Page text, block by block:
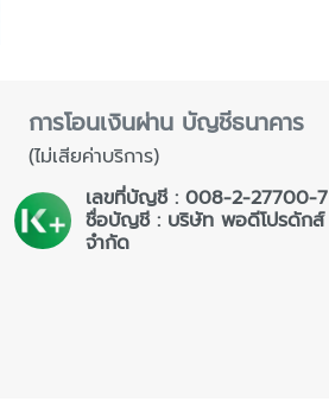
การโอนเงินผ่าน บัญชีธนาคาร
(ไม่เสียค่าบริการ)
เลขที่บัญชี : 008-2-27700-7
ชื่อบัญชี : บริษัท พอดีโปรดักส์
จำกัด